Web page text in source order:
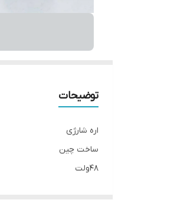
توضیحات
اره شارژی
ساخت چین
۴۸ولت